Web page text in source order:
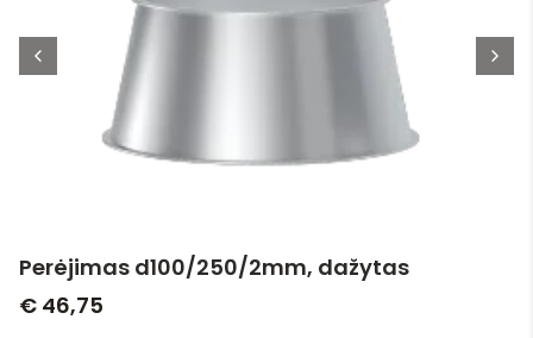
Perėjimas d100/250/2mm, dažytas
€ 46,75